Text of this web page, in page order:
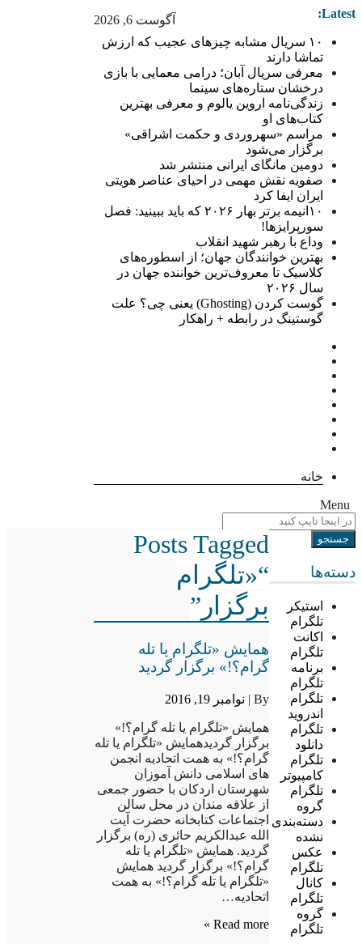
آگوست 6, 2026 Latest:
۱۰ سریال مشابه چیزهای عجیب که ارزش
تماشا دارند
معرفی سریال آبان؛ درامی معمایی با بازی
درخشان ستاره‌های سینما
زندگی‌نامه اروین یالوم و معرفی بهترین
کتاب‌های او
مراسم «سهروردی و حکمت اشراقی»
برگزار می‌شود
دومین مانگای ایرانی منتشر شد
صفویه نقش مهمی در احیای عناصر هویتی
ایران ایفا کرد
۱۰انیمه برتر بهار ۲۰۲۶ که باید ببینید: فصل
سورپرایزها!
وداع با رهبر شهید انقلاب
بهترین خوانندگان جهان؛ از اسطوره‌های
کلاسیک تا معروف‌ترین خواننده جهان در
سال ۲۰۲۶
گوست کردن (Ghosting) یعنی چی؟ علت
گوستینگ در رابطه + راهکار
خانه
Menu
دسته‌ها
استیکر
تلگرام
اکانت
تلگرام
برنامه
تلگرام
تلگرام
اندروید
تلگرام
دانلود
تلگرام
کامپیوتر
تلگرام
گروه
دسته‌بندی
نشده
عکس
تلگرام
کانال
تلگرام
گروه
تلگرام
Posts Tagged
“«تلگرام
برگزار”
همایش «تلگرام یا تله
گرام؟!» برگزار گردید
By | نوامبر 19, 2016
همایش «تلگرام یا تله گرام؟!»
برگزار گردیدهمایش «تلگرام یا تله
گرام؟!» به همت اتحادیه انجمن
های اسلامی دانش آموزان
شهرستان اردکان با حضور جمعی
از علاقه مندان در محل سالن
اجتماعات کتابخانه حضرت آیت
الله عبدالکریم حائری (ره) برگزار
گردید. همایش «تلگرام یا تله
گرام؟!» برگزار گردید همایش
«تلگرام یا تله گرام؟!» به همت
اتحادیه…
Read more »